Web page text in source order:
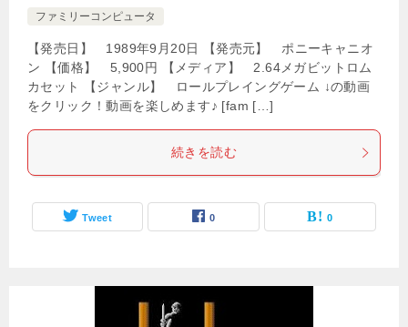
ファミリーコンピュータ
【発売日】 1989年9月20日 【発売元】 ポニーキャニオ
ン 【価格】 5,900円 【メディア】 2.64メガビットロム
カセット 【ジャンル】 ロールプレイングゲーム ↓の動画
をクリック！動画を楽しめます♪ [fam […]
続きを読む
Tweet 0 0